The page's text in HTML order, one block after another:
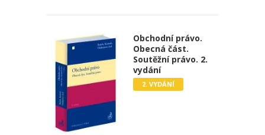
Obchodní právo.
Obecná část.
Soutěžní právo. 2.
vydání
2. VYDÁNÍ